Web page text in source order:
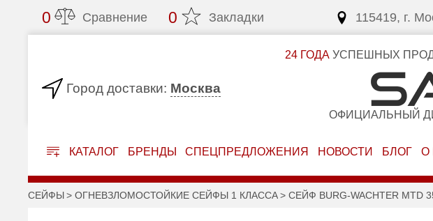
0 Сравнение 0 Закладки 115419, г.
Город доставки: Москва
24 ГОДАУСПЕШНЫХ
ОФИЦИАЛЬНЫЙ
КАТАЛОГ БРЕНДЫ СПЕЦПРЕДЛОЖЕНИЯ НОВОСТИ БЛОГ О
СЕЙФЫ ОГНЕВЗЛОМОСТОЙКИЕ СЕЙФЫ 1 КЛАССА СЕЙФ BURG-WACHTER MTD